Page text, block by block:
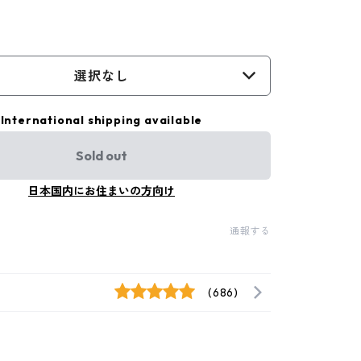
選択なし
International shipping available
Sold out
日本国内にお住まいの方向け
通報する
(686)